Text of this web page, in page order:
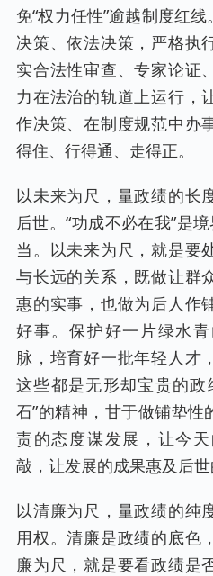
免“权力任性”逾越制度红
决策、依法决策，严格执
实合法性审查、专家论证
力在法治的轨道上运行，
作决策、在制度规范中办
得住、行得通、走得正。
以未来为尺，量政绩的长
后世。“功成不必在我”是
当。以未来为尺，就是要
与长远的关系，既做让群
惠的实事，也做为后人作
好事。保护好一片绿水
脉，培育好一批年轻人才
这些都是无形却宝贵的政
石”的精神，甘于做铺垫性
责的态度谋发展，让今
敲，让发展的成果惠及后世
以清廉为尺，量政绩的纯
用权。清廉是政绩的底色
廉为尺，就是要看政绩是